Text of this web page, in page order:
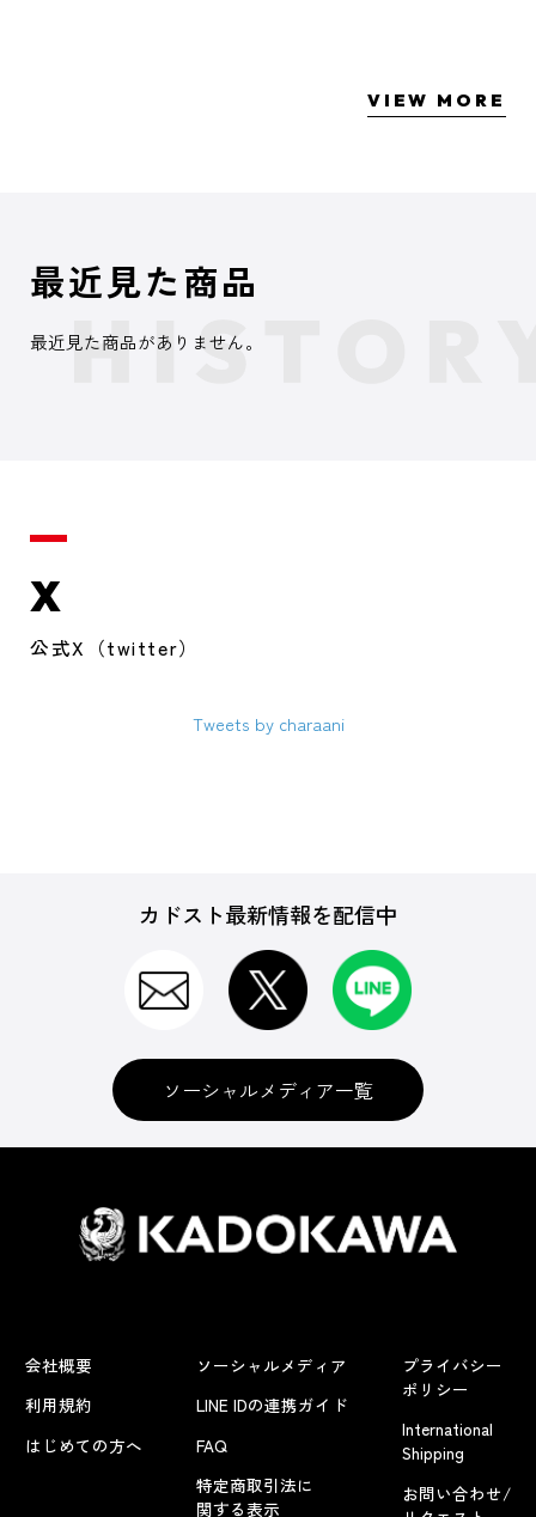
VIEW MORE
最近見た商品
最近見た商品がありません。
X
公式X（twitter）
Tweets by charaani
カドスト最新情報を配信中
ソーシャルメディア一覧
会社概要
利用規約
はじめての方へ
ソーシャルメディア
LINE IDの連携ガイド
FAQ
特定商取引法に
関する表示
プライバシー
ポリシー
International
Shipping
お問い合わせ/